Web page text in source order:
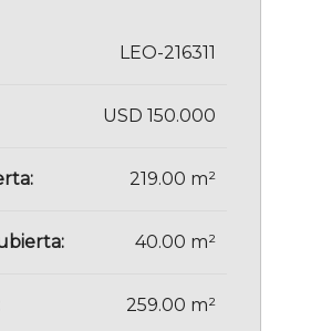
LEO-216311
USD 150.000
219.00 m²
40.00 m²
259.00 m²